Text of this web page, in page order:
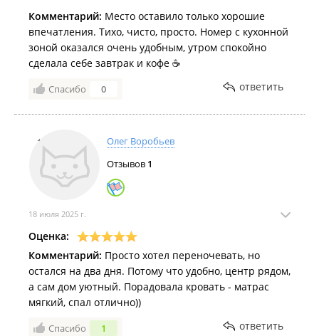
Комментарий: Место оставило только хорошие
впечатления. Тихо, чисто, просто. Номер с кухонной
зоной оказался очень удобным, утром спокойно
сделала себе завтрак и кофе ☕
Спасибо 0 ответить
Олег Воробьев
Отзывов 1
18 июля 2025 г.
Оценка:
Комментарий: Просто хотел переночевать, но
остался на два дня. Потому что удобно, центр рядом,
а сам дом уютный. Порадовала кровать - матрас
мягкий, спал отлично))
Спасибо 1 ответить